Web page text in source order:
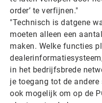
order’ te verfijnen."
"Technisch is datgene
moeten alleen een
maken. Welke functies
in het bedrijfsbrede
je toegang tot de
ook mogelijk om op de